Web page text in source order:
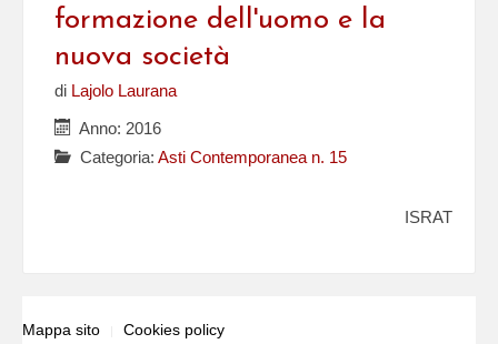
formazione dell'uomo e la
nuova società
di Lajolo Laurana
Anno: 2016
Categoria: Asti Contemporanea n. 15
ISRAT
Mappa sito
Cookies policy